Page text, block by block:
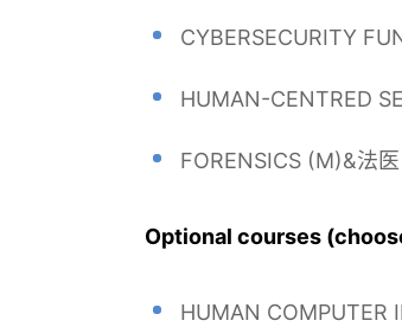
CYBERSECURITY
HUMAN-CENTRED
FORENSICS (M)&法医
Optional courses
HUMAN COMPUTER